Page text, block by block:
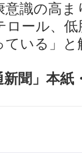
識の高
ロール、
ている」と
聞」本紙